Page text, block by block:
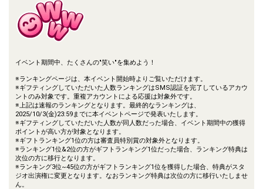
イベント期間中、たくさんの"笑い"を集めよう！
※ランキングページは、本イベント開始時よりご覧いただけます。
※ギフティングしていただいた人数ランキングはSMS認証を完了しているアカウ
ントのみ対象です。重複アカウントによる応援は対象外です。
※上記は速報のランキングとなります。最終的なランキングは、
2025/10/3(金)23:59までに本イベントページで発表いたします。
※ギフティングしていただいた人数が同人数だった場合、イベント期間中の獲得
ポイントが高い方が対象となります。
※ギフトランキング1位の方は審査員特別賞の対象外となります。
※ランキング1位&2位の方がギフトランキング1位だった場合、ランキング特典は
次位の方に移行となります。
※ランキング3位~45位の方がギフトランキング1位を獲得した場合、特典がスタ
ジオ出演権に変更となります。なおランキング特典は次位の方に移行いたしませ
ん。